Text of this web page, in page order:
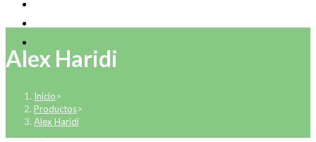
Alex Haridi
Inicio>
Productos>
Alex Haridi